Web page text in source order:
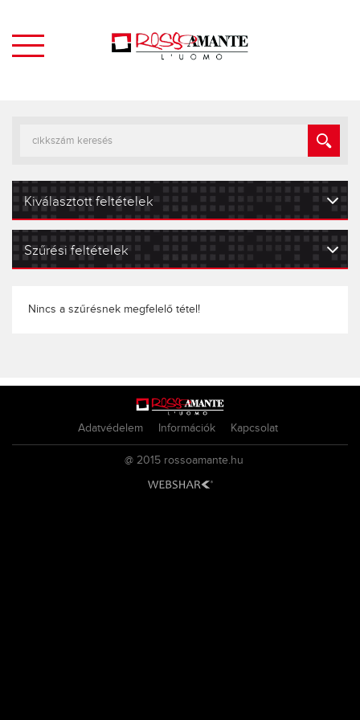
Kiválasztott feltételek
Szűrési feltételek
Nincs a szűrésnek megfelelő tétel!
Adatvédelem Információk Kapcsolat
@ 2015 rossoamante.hu